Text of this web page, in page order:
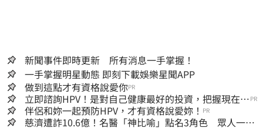
新聞事件即時更新 所有消息一手掌握！
一手掌握明星動態 即刻下載娛樂星聞APP
做到這點才有資格說愛你PR
立即諮詢HPV！是對自己健康最好的投資，把握現在不
嫌晚！
PR
伴侶和妳一起預防HPV，才有資格說愛妳！ PR
慈濟遭詐10.6億！名醫「神比喻」點名3角色 眾人一看